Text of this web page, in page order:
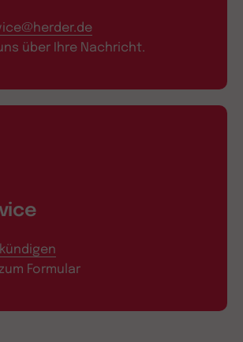
über Ihre Nachricht.
Formular